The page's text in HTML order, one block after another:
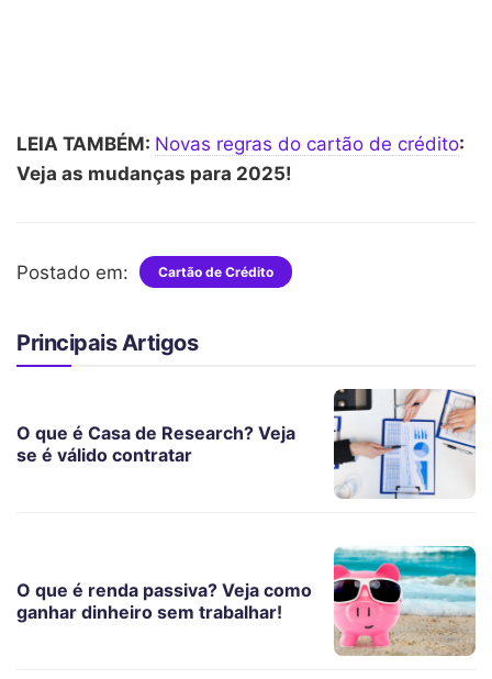
LEIA TAMBÉM: Novas regras do cartão de crédito:
Veja as mudanças para 2025!
Postado em: Cartão de Crédito
Principais Artigos
O que é Casa de Research? Veja
se é válido contratar
O que é renda passiva? Veja como
ganhar dinheiro sem trabalhar!